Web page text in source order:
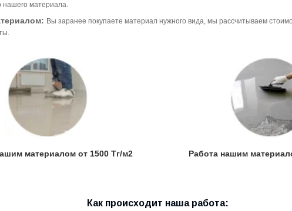
нашего материала.
Вы заранее покупаете материал нужного вида, мы рассчитываем
материалом от 1500 Тг/м2 Работа нашим
Как происходит наша работа: